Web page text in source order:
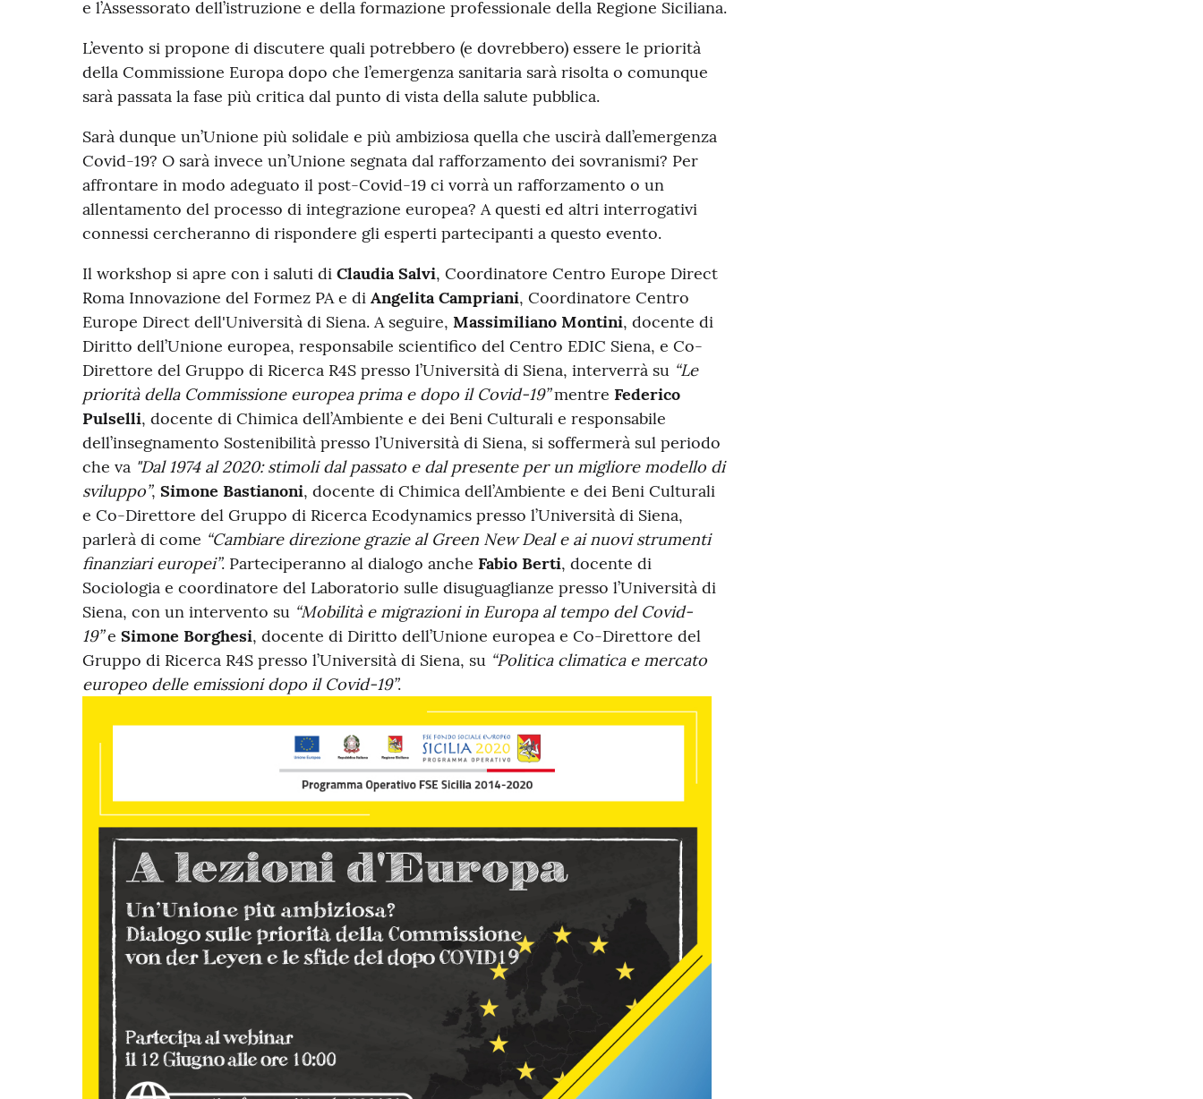
e l’Assessorato dell’istruzione e della formazione professionale della Regione Siciliana.
L’evento si propone di discutere quali potrebbero (e dovrebbero) essere le priorità
della Commissione Europa dopo che l’emergenza sanitaria sarà risolta o comunque
sarà passata la fase più critica dal punto di vista della salute pubblica.
Sarà dunque un’Unione più solidale e più ambiziosa quella che uscirà dall’emergenza
Covid-19? O sarà invece un’Unione segnata dal rafforzamento dei sovranismi? Per
affrontare in modo adeguato il post-Covid-19 ci vorrà un rafforzamento o un
allentamento del processo di integrazione europea? A questi ed altri interrogativi
connessi cercheranno di rispondere gli esperti partecipanti a questo evento.
Il workshop si apre con i saluti di Claudia Salvi, Coordinatore Centro Europe Direct
Roma Innovazione del Formez PA e di Angelita Campriani, Coordinatore Centro
Europe Direct dell'Università di Siena. A seguire, Massimiliano Montini, docente di
Diritto dell’Unione europea, responsabile scientifico del Centro EDIC Siena, e Co-
Direttore del Gruppo di Ricerca R4S presso l’Università di Siena, interverrà su “Le
priorità della Commissione europea prima e dopo il Covid-19”mentre Federico
Pulselli, docente di Chimica dell’Ambiente e dei Beni Culturali e responsabile
dell’insegnamento Sostenibilità presso l’Università di Siena, si soffermerà sul periodo
che va "Dal 1974 al 2020: stimoli dal passato e dal presente per un migliore modello di
sviluppo”, Simone Bastianoni, docente di Chimica dell’Ambiente e dei Beni Culturali
e Co-Direttore del Gruppo di Ricerca Ecodynamics presso l’Università di Siena,
parlerà di come “Cambiare direzione grazie al Green New Deal e ai nuovi strumenti
finanziari europei”. Parteciperanno al dialogo anche Fabio Berti, docente di
Sociologia e coordinatore del Laboratorio sulle disuguaglianze presso l’Università di
Siena, con un intervento su “Mobilità e migrazioni in Europa al tempo del Covid-
19”e Simone Borghesi, docente di Diritto dell’Unione europea e Co-Direttore del
Gruppo di Ricerca R4S presso l’Università di Siena, su “Politica climatica e mercato
europeo delle emissioni dopo il Covid-19”.